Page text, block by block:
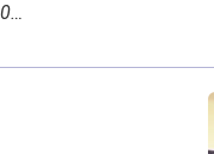
0…